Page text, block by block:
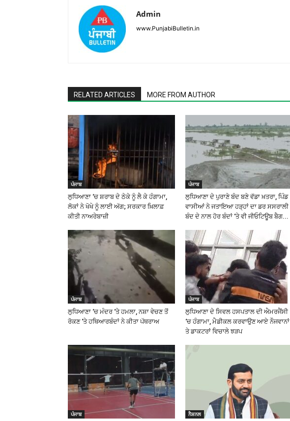
Admin
www.PunjabiBulletin.in
RELATED ARTICLES MORE FROM AUTHOR
ਪੰਜਾਬ
ਲੁਧਿਆਣਾ ‘ਚ ਸ਼ਰਾਬ ਦੇ ਠੇਕੇ ਨੂੰ ਲੈ ਕੇ ਹੰਗਾਮਾ,
ਲੋਕਾਂ ਨੇ ਖੋਖੇ ਨੂੰ ਲਾਈ ਅੱਗ; ਸਰਕਾਰ ਖ਼ਿਲਾਫ਼
ਕੀਤੀ ਨਾਅਰੇਬਾਜ਼ੀ
ਪੰਜਾਬ
ਲੁਧਿਆਣਾ ਦੇ ਪੁਰਾਣੇ ਬੰਦ ਬਣੇ ਵੱਡਾ ਖ਼ਤਰਾ, ਪਿੰਡ
ਵਾਸੀਆਂ ਨੇ ਜਤਾਇਆ ਹੜ੍ਹਾਂ ਦਾ ਡਰ ਸਸਰਾਲੀ
ਬੰਦ ਦੇ ਨਾਲ ਹੋਰ ਬੰਦਾਂ ‘ਤੇ ਵੀ ਜੀਓਟਿਊਬ ਬੈਗ...
ਪੰਜਾਬ
ਲੁਧਿਆਣਾ ‘ਚ ਮੰਦਰ ‘ਤੇ ਹਮਲਾ, ਨਸ਼ਾ ਵੇਚਣ ਤੋਂ
ਰੋਕਣ ‘ਤੇ ਹਥਿਆਰਬੰਦਾਂ ਨੇ ਕੀਤਾ ਪੱਥਰਾਅ
ਪੰਜਾਬ
ਲੁਧਿਆਣਾ ਦੇ ਸਿਵਲ ਹਸਪਤਾਲ ਦੀ ਐਮਰਜੈਂਸੀ
‘ਚ ਹੰਗਾਮਾ, ਮੈਡੀਕਲ ਕਰਵਾਉਣ ਆਏ ਨੌਜਵਾਨਾਂ
ਤੇ ਡਾਕਟਰਾਂ ਵਿਚਾਲੇ ਝੜਪ
ਪੰਜਾਬ ਨੈਸ਼ਨਲ